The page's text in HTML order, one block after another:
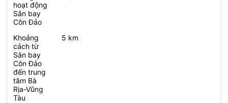
hoạt động
Sân bay
Côn Đảo
Khoảng
cách từ
Sân bay
Côn Đảo
đến trung
tâm Bà
Rịa-Vũng
Tàu
5 km